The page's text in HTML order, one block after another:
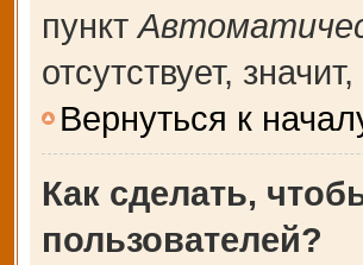
пункт
отсутствует,
Вернуться к
Как сделать,
пользователей?